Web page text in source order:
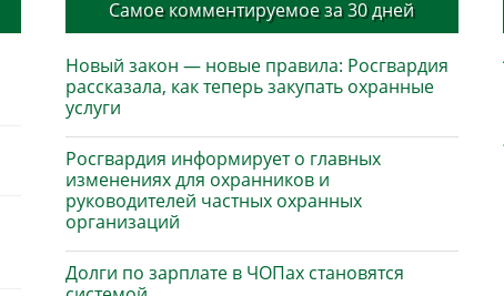
Самое комментируемое за 30 дней
Новый закон — новые правила: Росгвардия
рассказала, как теперь закупать охранные
услуги
Росгвардия информирует о главных
изменениях для охранников и
руководителей частных охранных
организаций
Долги по зарплате в ЧОПах становятся